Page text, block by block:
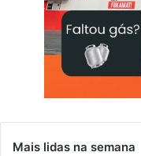
Mais lidas na semana